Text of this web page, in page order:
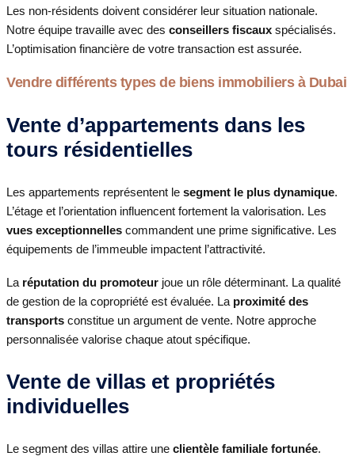
Les non-résidents doivent considérer leur situation nationale.
Notre équipe travaille avec des conseillers fiscaux spécialisés.
L’optimisation financière de votre transaction est assurée.
Vendre différents types de biens immobiliers à Dubai
Vente d’appartements dans les
tours résidentielles
Les appartements représentent le segment le plus dynamique.
L’étage et l’orientation influencent fortement la valorisation. Les
vues exceptionnelles commandent une prime significative. Les
équipements de l’immeuble impactent l’attractivité.
La réputation du promoteur joue un rôle déterminant. La qualité
de gestion de la copropriété est évaluée. La proximité des
transports constitue un argument de vente. Notre approche
personnalisée valorise chaque atout spécifique.
Vente de villas et propriétés
individuelles
Le segment des villas attire une clientèle familiale fortunée.